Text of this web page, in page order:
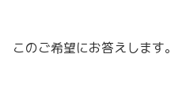
このご希望にお答えします。